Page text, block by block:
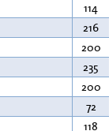
114
216
200
235
200
72
118